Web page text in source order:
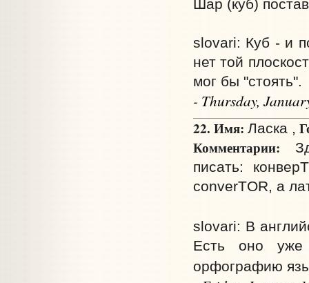
Шар (куб)
slovari: Куб - и
нет той
мог бы "стоять".
- Thursday,
22. Имя: Ласка ,
Комментарии:
писать:
converTOR, а
slovari: В
Есть оно уже
орфографию